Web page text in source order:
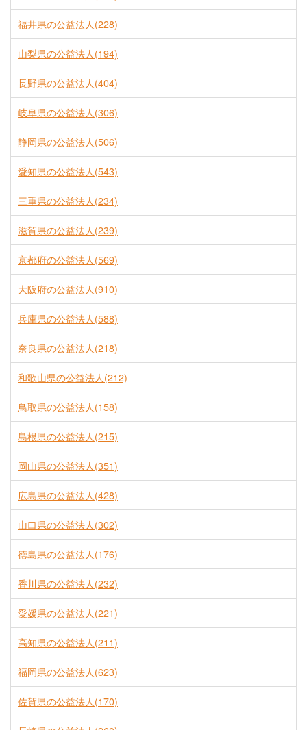
福井県の公益法人(228)
山梨県の公益法人(194)
長野県の公益法人(404)
岐阜県の公益法人(306)
静岡県の公益法人(506)
愛知県の公益法人(543)
三重県の公益法人(234)
滋賀県の公益法人(239)
京都府の公益法人(569)
大阪府の公益法人(910)
兵庫県の公益法人(588)
奈良県の公益法人(218)
和歌山県の公益法人(212)
鳥取県の公益法人(158)
島根県の公益法人(215)
岡山県の公益法人(351)
広島県の公益法人(428)
山口県の公益法人(302)
徳島県の公益法人(176)
香川県の公益法人(232)
愛媛県の公益法人(221)
高知県の公益法人(211)
福岡県の公益法人(623)
佐賀県の公益法人(170)